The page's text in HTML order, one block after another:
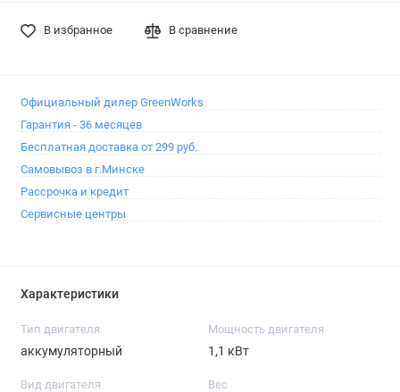
В избранное В сравнение
Официальный дилер GreenWorks
Гарантия - 36 месяцев
Бесплатная доставка от 299 руб.
Самовывоз в г.Минске
Рассрочка и кредит
Сервисные центры
Характеристики
Тип двигателя
аккумуляторный
Мощность двигателя
1,1 кВт
Вид двигателя Вес